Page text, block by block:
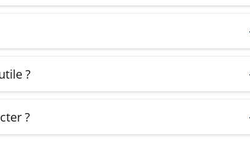
Chatgpt.
de311€. à99€
?
que le marketing, la vente, le service client, la
des cas pratiques et des exemples d'utilisation
possibles dans votre propre activité.
?